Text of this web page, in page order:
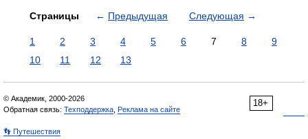
Страницы ← Предыдущая Следующая →
1 2 3 4 5 6 7 8
9
10
11 12 13
18+
© Академик, 2000-2026
Обратная связь: Техподдержка Реклама на сайте
👣 Путешествия